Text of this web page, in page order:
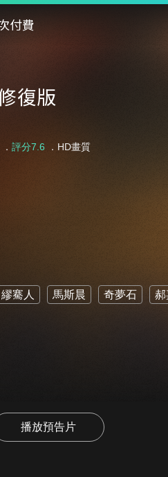
付費
復版
． 評分7.6 ．HD畫質
繆騫人 馬斯晨 奇夢石 郝
播放預告片